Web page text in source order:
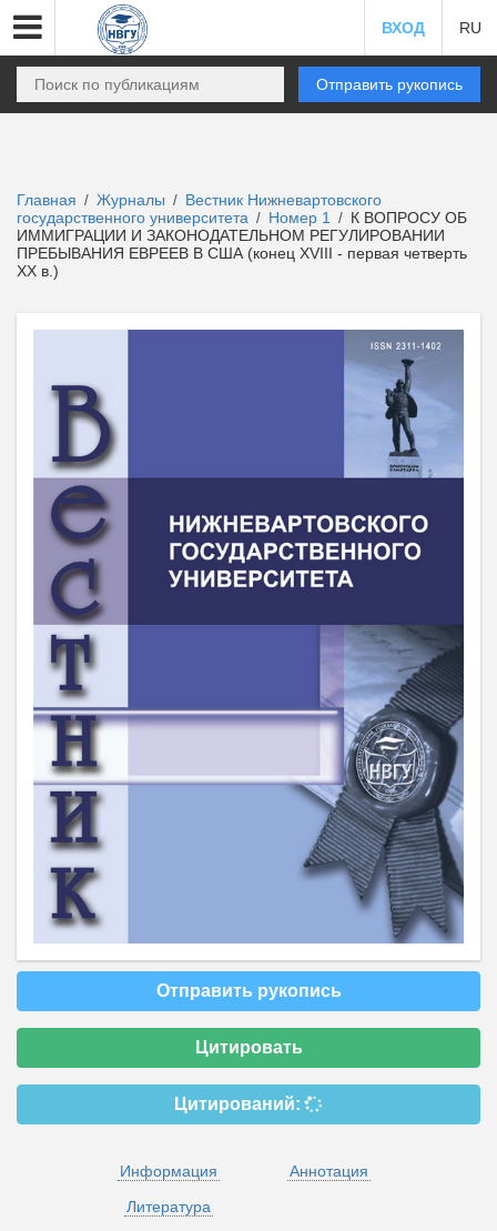
ВХОД RU
Отправить рукопись
Главная / Журналы / Вестник Нижневартовского
государственного университета / Номер 1 / К ВОПРОСУ ОБ
ИММИГРАЦИИ И ЗАКОНОДАТЕЛЬНОМ РЕГУЛИРОВАНИИ
ПРЕБЫВАНИЯ ЕВРЕЕВ В США (конец XVIII - первая четверть
XX в.)
Отправить рукопись
Цитировать
Цитирований:
Информация
Аннотация
Литература